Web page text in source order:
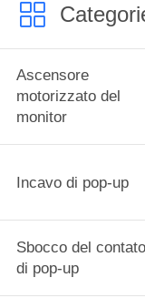
Ascensore
motorizzato del
monitor
Incavo di pop-up
Sbocco del
di pop-up